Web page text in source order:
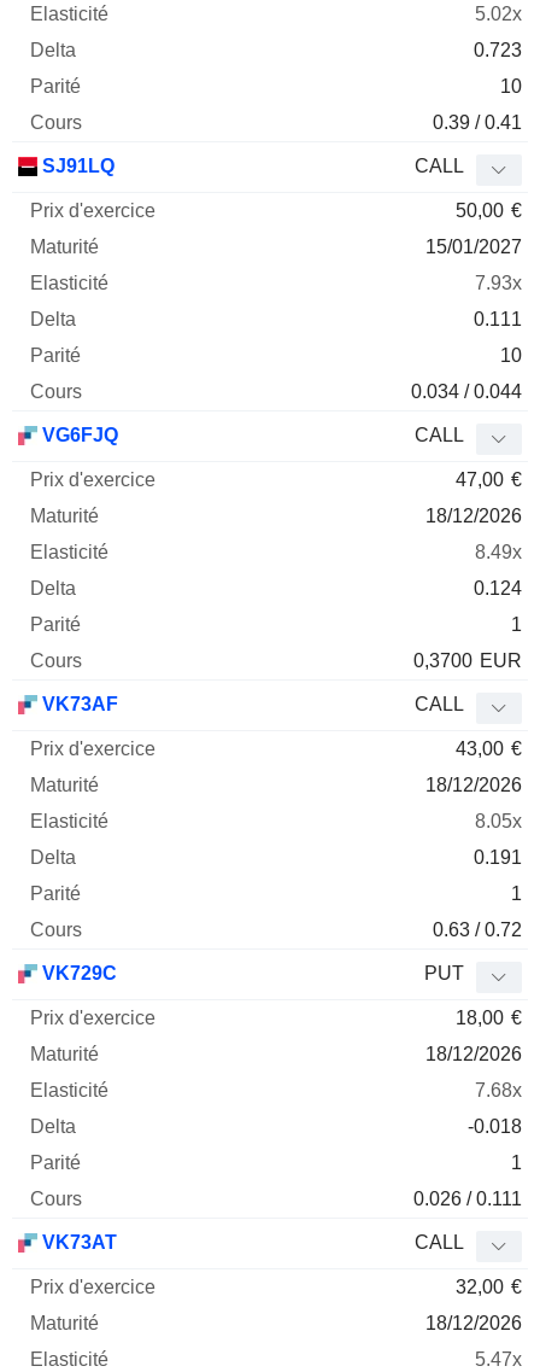
5.02x
0.723
10
0.39 / 0.41
SJ91LQ CALL
50,00 €
15/01/2027
7.93x
0.111
10
0.034 / 0.044
VG6FJQ CALL
47,00 €
18/12/2026
8.49x
0.124
1
0,3700 EUR
VK73AF CALL
43,00 €
18/12/2026
8.05x
0.191
1
0.63 / 0.72
VK729C PUT
18,00 €
18/12/2026
7.68x
-0.018
1
0.026 / 0.111
VK73AT CALL
32,00 €
18/12/2026
5.47x